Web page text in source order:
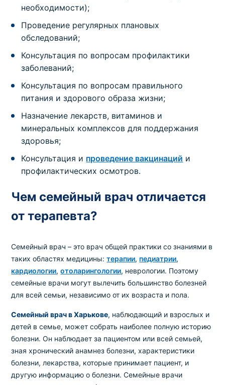
необходимости);
Проведение регулярных плановых
обследований;
Консультация по вопросам профилактики
заболеваний;
Консультация по вопросам правильного
питания и здорового образа жизни;
Назначение лекарств, витаминов и
минеральных комплексов для поддержания
здоровья;
Консультация и проведение вакцинаций и
профилактических осмотров.
Чем семейный врач отличается
от терапевта?
Семейный врач – это врач общей практики со знаниями в
таких областях медицины:терапии, педиатрии,
кардиологии,отоларингологии, неврологии. Поэтому
семейные врачи могут вылечить большинство болезней
для всей семьи, независимо от их возраста и пола.
Семейный врач в Харькове, наблюдающий и взрослых и
детей в семье, может собрать наиболее полную историю
болезни. Он наблюдает за пациентом или всей семьей,
зная хронический анамнез болезни, характеристики
болезни, лекарства, которые принимает пациент, и
другую информацию о болезни. Семейные врачи